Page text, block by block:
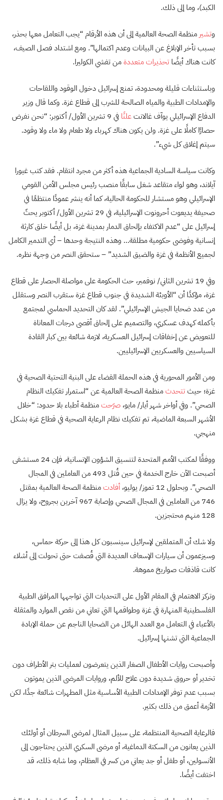
الكبد)، وما إلى ذلك.
وتشير منظمة الصحة العالمية إلى أن هذه الأرقام “يجب التعامل معها بحذر،
بسبب تأخر الإبلاغ عن البيانات وعدم اكتمالها”. ومع اشتداد فصل الصيف،
كانت هناك أيضًا تحذيرات متعددةمن تفشي الكوليرا.
وباستثناءات قليلة ومحدودة، تمنع إسرائيل دخول الوقود واللقاحات
والإمدادات الطبية والمياه الصالحة للشرب إلى قطاع غزة. وكما قال وزير
الدفاع الإسرائيلي يوآف غالانتعلنًا
في 9 تشرين الأول/ أكتوبر: “نحن نفرض
حصارًا كاملًا على غزة. ولن يكون هناك كهرباء ولا طعام ولا ماء ولا وقود.
سيتم إغلاق كل شيء”.
وكانت سياسة السادية الجماعية هذه أكثر من مجرد انتقام. فقد كتب غيورا
آيلاند، وهو لواء متقاعد شغل سابقًا منصب رئيس مجلس الأمن القومي
الإسرائيلي وهو مستشار للحكومة الحالية، كما أنه ينشر عمودًا منتظمًا في
صحيفة يديعوت أحرونوت الإسرائيلية، في 29 تشرين الأول/ أكتوبر يحثّ
إسرائيل على “عدم الاكتفاء بإلحاق الدمار بمدينة غزة، بل أيضًا خلق كارثة
إنسانية وفوضى حكومية مطلقة… وهذه النتيجة وحدها – أي التدمير الكامل
لجميع الأنظمة في غزة والضيق الشديد” – ستحقق النصر من وجهة نظره.
وفي 19 تشرين الثاني/ نوفمبر، حث الحكومة على مواصلة الحصار على قطاع
غزة، مؤكدًا أن “الأوبئة الشديدة في جنوب قطاع غزة ستقرب النصر وستقلل
من عدد ضحايا الجيش الإسرائيلي”. لقد كان التحديد الحماسي لمجتمع
بأكمله كهدف عسكري، والتصميم على إلحاق أقصى درجات المعاناة
للتعويض عن إخفاقات إسرائيل العسكرية، لازمة شائعة بين كبار القادة
السياسيين والعسكريين الإسرائيليين.
ومن الأمور المحورية في هذه الحملة القضاء على البنية التحتية الصحية في
غزة؛ حيثتتحدثمنظمة الصحة العالمية عن “استمرار تفكيك النظام
الصحي”. وفي أواخر شهر أيار/ مايو، صرّحتمنظمة أطباء بلا حدود: “خلال
الأشهر السبعة الماضية، تم تفكيك نظام الرعاية الصحية في قطاع غزة بشكل
منهجي.
ووفقًا لمكتب الأمم المتحدة لتنسيق الشؤون الإنسانية، فإن 24 مستشفى
أصبحت الآن خارج الخدمة في حين قُتل 493 من العاملين في المجال
الصحي”. وبحلول 12 تموز/ يوليو،
أفادتمنظمة الصحة العالمية بمقتل
746 من العاملين في المجال الصحي وإصابة 967 آخرين بجروح، ولا يزال
128 منهم محتجزين.
ولا شك أن المتملقين لإسرائيل سينسبون كل هذا إلى حركة حماس،
وسيزعمون أن سيارات الإسعاف العديدة التي قُصفت حتى تحولت إلى أشلاء
كانت قاذفات صواريخ مموهة.
وتركز الاهتمام في المقام الأول على التحديات التي تواجهها المرافق الطبية
الفلسطينية المنهارة في غزة وطواقمها التي تعاني من نقص الموارد والمثقلة
بالأعباء في التعامل مع العدد الهائل من الضحايا الناجم عن حملة الإبادة
الجماعية التي تشنها إسرائيل.
وأصبحت روايات الأطفال الصغار الذين يتعرضون لعمليات بتر الأطراف دون
تخدير أو حروق شديدة دون علاج للألم، وروايات المرضى الذين يموتون
بسبب عدم توفر الإمدادات الطبية الأساسية مثل المطهرات شائعة جدًا، لكن
الأزمة أعمق من ذلك بكثير.
فالرعاية الصحية المنتظمة، على سبيل المثال لمرضى السرطان أو أولئك
الذين يعانون من السكتة الدماغية، أو مرضى السكري الذين يحتاجون إلى
الأنسولين، أو طفل أو جد يعاني من كسر في العظام، وما شابه ذلك، قد
اختفت أيضًا.